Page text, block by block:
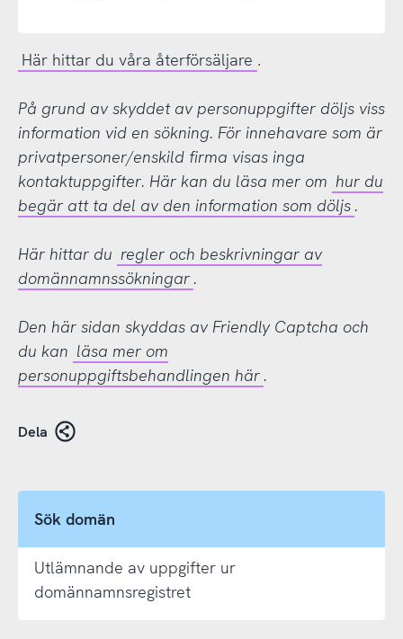
Här hittar du våra återförsäljare .
På grund av skyddet av personuppgifter döljs viss
information vid en sökning. För innehavare som är
privatpersoner/enskild firma visas inga
kontaktuppgifter. Här kan du läsa mer om hur du
begär att ta del av den information som döljs .
Här hittar du regler och beskrivningar av
domännamnssökningar .
Den här sidan skyddas av Friendly Captcha och
du kan läsa mer om
personuppgiftsbehandlingen här .
Dela
Sök domän
Utlämnande av uppgifter ur
domännamnsregistret